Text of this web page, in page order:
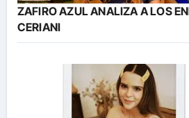
ZAFIRO AZUL ANALIZA A LOS
CERIANI